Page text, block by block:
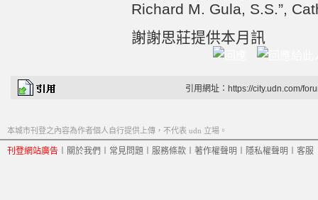
Richard M. Gula, S.S.”,
謝謝思莊提供本月訊
引用網址：https://city.udn.com/
本城市刊登之內容為作者個人自行提供上傳，不代表 udn 立場。
刊登網站廣告 關於我們 常見問題 服務條款 著作權聲明 隱私權聲明 客服